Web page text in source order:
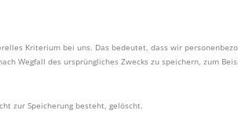
Kriterium bei uns. Das bedeutet, dass wir
Wegfall des ursprüngliches Zwecks zu speichern, zum
zur Speicherung besteht, gelöscht.